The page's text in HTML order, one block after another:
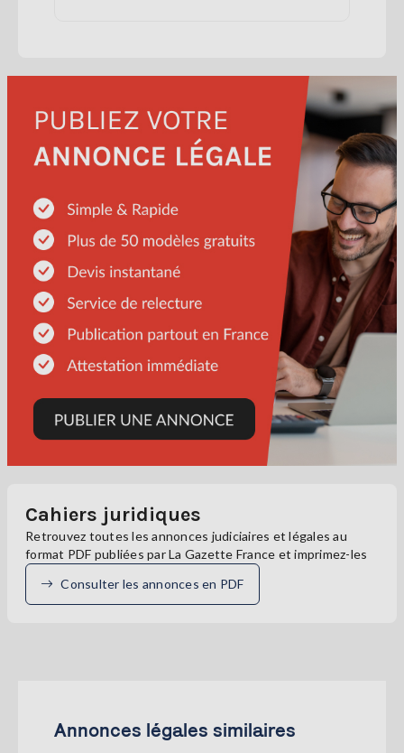
Cahiers juridiques
Retrouvez toutes les annonces judiciaires et légales au
format PDF publiées par La Gazette France et imprimez-les
Consulter les annonces en PDF
Annonces légales similaires